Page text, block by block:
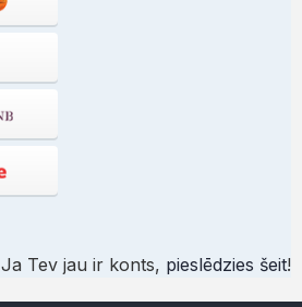
Ja Tev jau ir konts, pieslēdzies šeit!